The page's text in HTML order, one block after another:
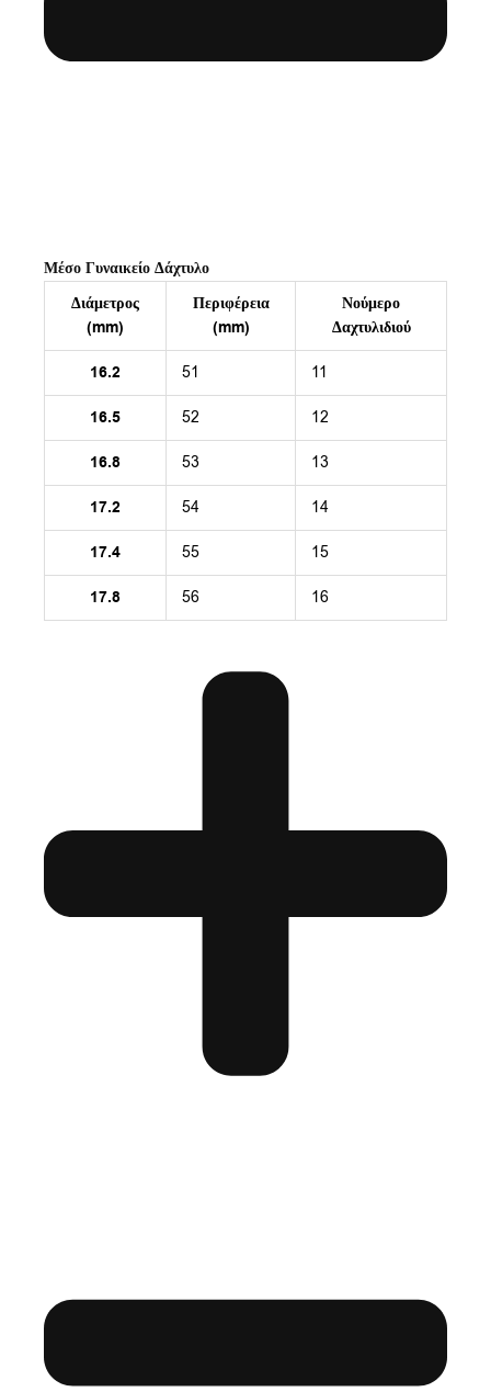
Μέσο Γυναικείο Δάχτυλο
Διάμετρος
(mm)
Περιφέρεια
(mm)
Νούμερο
Δαχτυλιδιού
16.2 51 11
16.5 52 12
16.8 53 13
17.2 54 14
17.4 55 15
17.8 56 16